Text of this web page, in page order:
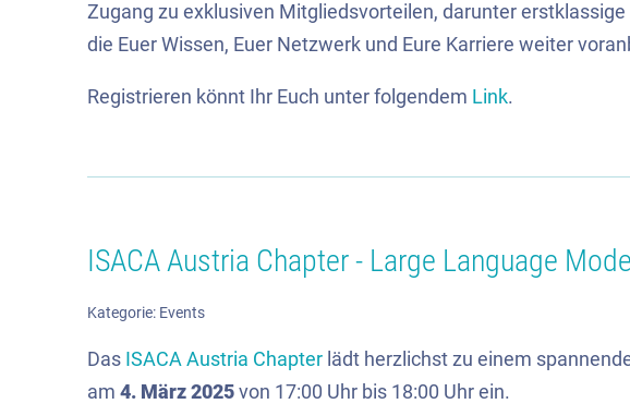
Zugang zu exklusiven Mitgliedsvorteilen, darunter
die Euer Wissen, Euer Netzwerk und Eure Karriere weiter
Registrieren könnt Ihr Euch unter folgendem Link.
ISACA Austria Chapter - Large Language
Kategorie: Events
Das ISACA Austria Chapter lädt herzlichst zu einem
am 4. März 2025 von 17:00 Uhr bis 18:00 Uhr ein.